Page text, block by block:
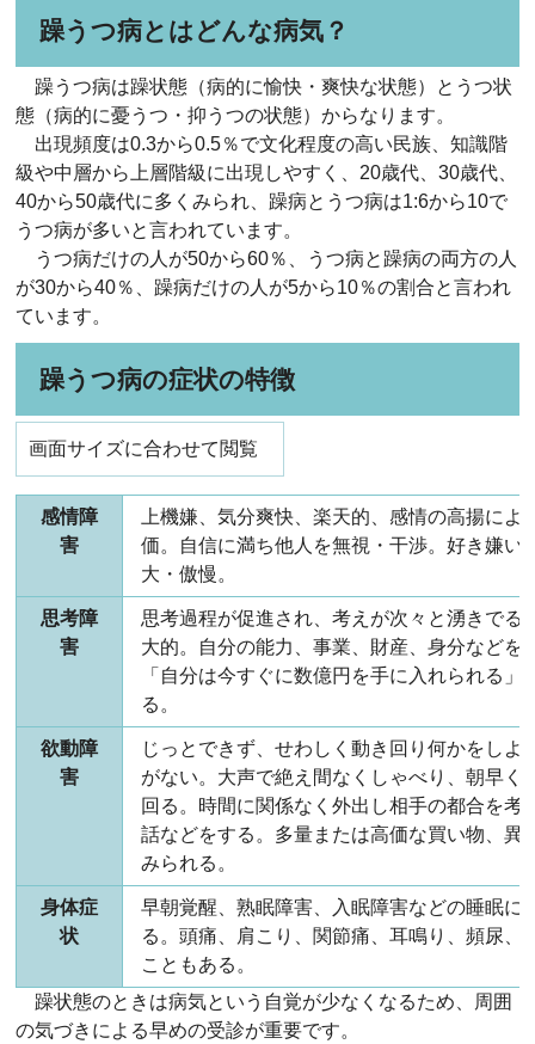
躁うつ病とはどんな病気？
躁うつ病は躁状態（病的に愉快・爽快な状態）とうつ状
態（病的に憂うつ・抑うつの状態）からなります。
出現頻度は0.3から0.5％で文化程度の高い民族、知識階
級や中層から上層階級に出現しやすく、20歳代、30歳代、
40から50歳代に多くみられ、躁病とうつ病は1:6から10で
うつ病が多いと言われています。
うつ病だけの人が50から60％、うつ病と躁病の両方の人
が30から40％、躁病だけの人が5から10％の割合と言われ
ています。
躁うつ病の症状の特徴
画面サイズに合わせて閲覧
感情障
害
上機嫌、気分爽快、楽天的、感情の高揚によ
価。自信に満ち他人を無視・干渉。好き嫌い
大・傲慢。
思考障
害
思考過程が促進され、考えが次々と湧きでる
大的。自分の能力、事業、財産、身分などを
「自分は今すぐに数億円を手に入れられる」
る。
欲動障
害
じっとできず、せわしく動き回り何かをしよ
がない。大声で絶え間なくしゃべり、朝早く
回る。時間に関係なく外出し相手の都合を考
話などをする。多量または高価な買い物、異
みられる。
身体症
状
早朝覚醒、熟眠障害、入眠障害などの睡眠に
る。頭痛、肩こり、関節痛、耳鳴り、頻尿、
こともある。
躁状態のときは病気という自覚が少なくなるため、周囲
の気づきによる早めの受診が重要です。